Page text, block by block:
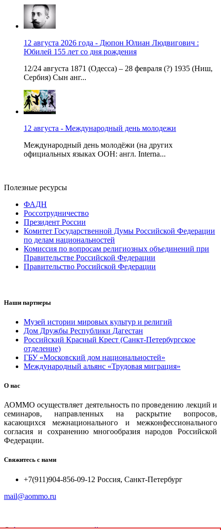
12 августа 2026 года - Дюпон Юлиан Людвигович :
Юбилей 155 лет со дня рождения
12/24 августа 1871 (Одесса) – 28 февраля (?) 1935 (Ниш,
Сербия) Сын анг...
12 августа - Международный день молодежи
Международный день молодёжи (на других
официальных языках ООН: англ. Interna...
Полезные ресурсы
ФАДН
Россотрудничество
Президент России
Комитет Государственной Думы Российской Федерации
по делам национальностей
Комиссия по вопросам религиозных объединений при
Правительстве Российской Федерации
Правительство Российской Федерации
Наши партнеры
Музей истории мировых культур и религий
Дом Дружбы Республики Дагестан
Российский Красный Крест (Санкт-Петербургское
отделение)
ГБУ «Московский дом национальностей»
Международный альянс «Трудовая миграция»
О нас
АОММО осуществляет деятельность по проведению лекций и
семинаров, направленных на раскрытие вопросов,
касающихся межнационального и межконфессионального
согласия и сохранению многообразия народов Российской
Федерации.
Свяжитесь с нами
+7(911)904-856-09-12 Россия, Санкт-Петербург
mail@aommo.ru